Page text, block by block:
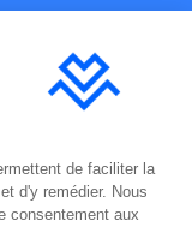
de faciliter la
d'y remédier. Nous
consentement aux